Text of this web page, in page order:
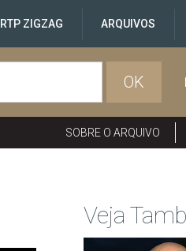
RTP ZIGZAG ARQUIVOS
OK
SOBRE O ARQUIVO
Veja